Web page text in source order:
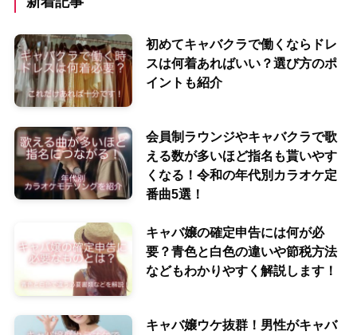
初めてキャバクラで働くならドレ
スは何着あればいい？選び方のポ
イントも紹介
会員制ラウンジやキャバクラで歌
える数が多いほど指名も貰いやす
くなる！令和の年代別カラオケ定
番曲5選！
キャバ嬢の確定申告には何が必
要？青色と白色の違いや節税方法
などもわかりやすく解説します！
キャバ嬢ウケ抜群！男性がキャバ